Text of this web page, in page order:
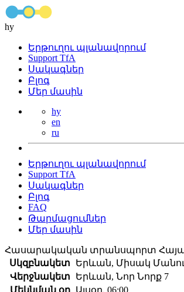
hy
Երթուղու պլանավորում
Support TfA
Սակագներ
Բլոգ
Մեր մասին
hy
en
ru
Երթուղու պլանավորում
Support TfA
Սակագներ
Բլոգ
FAQ
Թարմացումներ
Մեր մասին
Հասարակական տրանսպորտ
Սկզբնակետ
Երևան, Միսակ
Վերջնակետ
Երևան, Նոր Նորք 7
Մեկնման օր
Այսօր, 06:00